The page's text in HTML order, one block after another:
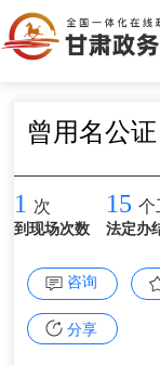
曾用名公证
1 次
到现场次数
15 个
法定办
咨询
分享